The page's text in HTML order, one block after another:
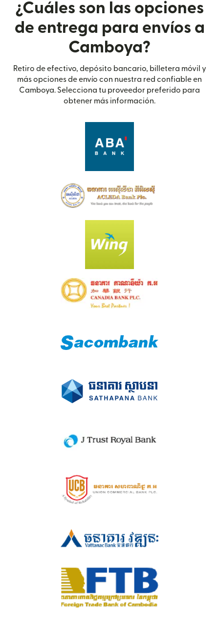
¿Cuáles son las opciones
de entrega para envíos a
Camboya?
Retiro de efectivo, depósito bancario, billetera móvil y
más opciones de envío con nuestra red confiable en
Camboya. Selecciona tu proveedor preferido para
obtener más información.